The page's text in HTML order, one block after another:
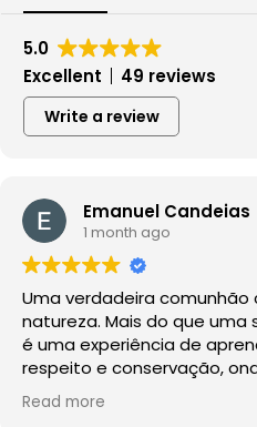
5.0
Excellent
49 reviews
Write a review
Emanuel Candeias
1 month ago
Uma verdadeira comunhão
natureza. Mais do que uma
é uma experiência de
respeito e conservação,
observação da fauna e da
no seu habitat natural, sem
Read more